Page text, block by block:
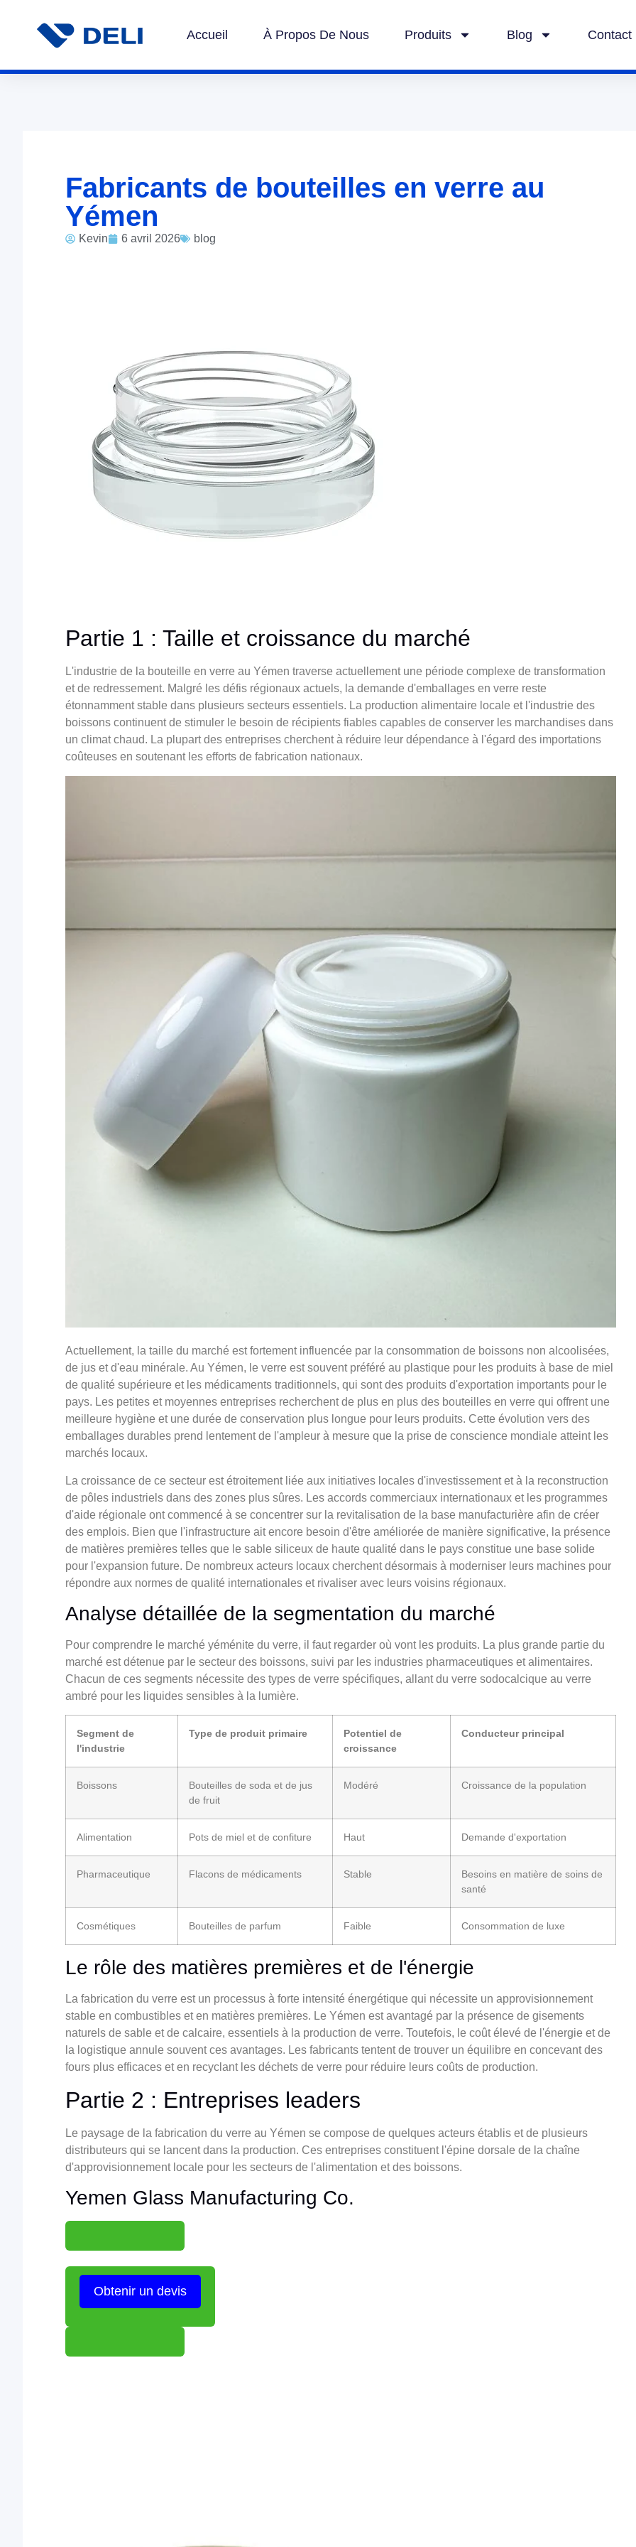
Accueil À Propos De Nous Produits Blog Contact
Fabricants de bouteilles en verre au
Yémen
Kevin 6 avril 2026 blog
Partie 1 : Taille et croissance du marché
L'industrie de la bouteille en verre au Yémen traverse actuellement une période complexe de transformation
et de redressement. Malgré les défis régionaux actuels, la demande d'emballages en verre reste
étonnamment stable dans plusieurs secteurs essentiels. La production alimentaire locale et l'industrie des
boissons continuent de stimuler le besoin de récipients fiables capables de conserver les marchandises dans
un climat chaud. La plupart des entreprises cherchent à réduire leur dépendance à l'égard des importations
coûteuses en soutenant les efforts de fabrication nationaux.
Actuellement, la taille du marché est fortement influencée par la consommation de boissons non alcoolisées,
de jus et d'eau minérale. Au Yémen, le verre est souvent préféré au plastique pour les produits à base de miel
de qualité supérieure et les médicaments traditionnels, qui sont des produits d'exportation importants pour le
pays. Les petites et moyennes entreprises recherchent de plus en plus des bouteilles en verre qui offrent une
meilleure hygiène et une durée de conservation plus longue pour leurs produits. Cette évolution vers des
emballages durables prend lentement de l'ampleur à mesure que la prise de conscience mondiale atteint les
marchés locaux.
La croissance de ce secteur est étroitement liée aux initiatives locales d'investissement et à la reconstruction
de pôles industriels dans des zones plus sûres. Les accords commerciaux internationaux et les programmes
d'aide régionale ont commencé à se concentrer sur la revitalisation de la base manufacturière afin de créer
des emplois. Bien que l'infrastructure ait encore besoin d'être améliorée de manière significative, la présence
de matières premières telles que le sable siliceux de haute qualité dans le pays constitue une base solide
pour l'expansion future. De nombreux acteurs locaux cherchent désormais à moderniser leurs machines pour
répondre aux normes de qualité internationales et rivaliser avec leurs voisins régionaux.
Analyse détaillée de la segmentation du marché
Pour comprendre le marché yéménite du verre, il faut regarder où vont les produits. La plus grande partie du
marché est détenue par le secteur des boissons, suivi par les industries pharmaceutiques et alimentaires.
Chacun de ces segments nécessite des types de verre spécifiques, allant du verre sodocalcique au verre
ambré pour les liquides sensibles à la lumière.
Segment de
l'industrie
Type de produit primaire
Potentiel de
croissance
Conducteur principal
Boissons
Bouteilles de soda et de jus
de fruit
Modéré Croissance de la population
Alimentation Pots de miel et de confiture Haut Demande d'exportation
Pharmaceutique Flacons de médicaments Stable
Besoins en matière de soins de
santé
Cosmétiques Bouteilles de parfum Faible Consommation de luxe
Le rôle des matières premières et de l'énergie
La fabrication du verre est un processus à forte intensité énergétique qui nécessite un approvisionnement
stable en combustibles et en matières premières. Le Yémen est avantagé par la présence de gisements
naturels de sable et de calcaire, essentiels à la production de verre. Toutefois, le coût élevé de l'énergie et de
la logistique annule souvent ces avantages. Les fabricants tentent de trouver un équilibre en concevant des
fours plus efficaces et en recyclant les déchets de verre pour réduire leurs coûts de production.
Partie 2 : Entreprises leaders
Le paysage de la fabrication du verre au Yémen se compose de quelques acteurs établis et de plusieurs
distributeurs qui se lancent dans la production. Ces entreprises constituent l'épine dorsale de la chaîne
d'approvisionnement locale pour les secteurs de l'alimentation et des boissons.
Yemen Glass Manufacturing Co.
Obtenir un devis